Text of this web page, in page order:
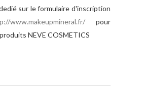
sur le formulaire d'inscription
www.makeupmineral.fr/ pour
NEVE COSMETICS